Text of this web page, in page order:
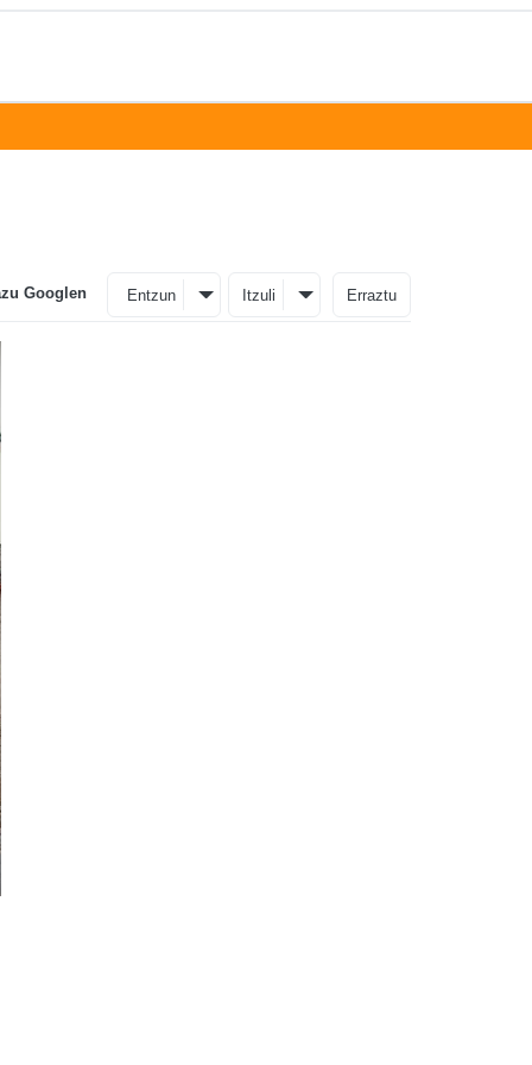
Googlen Entzun Itzuli Erraztu